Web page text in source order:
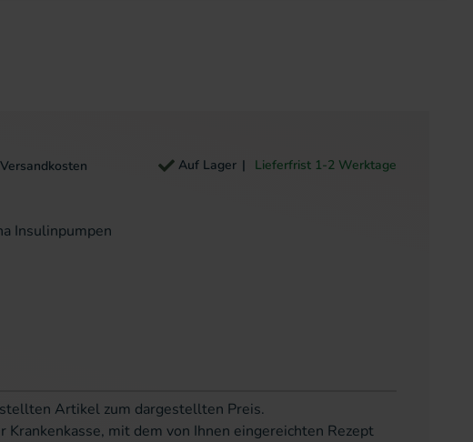
Versandkosten Auf Lager Lieferfrist 1-2 Werktage
Insulinpumpen
Artikel zum dargestellten Preis.
mit dem von Ihnen eingereichten Rezept